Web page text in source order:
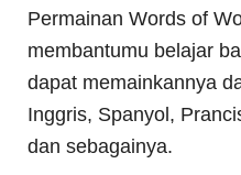
Permainan Words of
membantumu belajar
dapat memainkannya
Inggris, Spanyol,
dan sebagainya.